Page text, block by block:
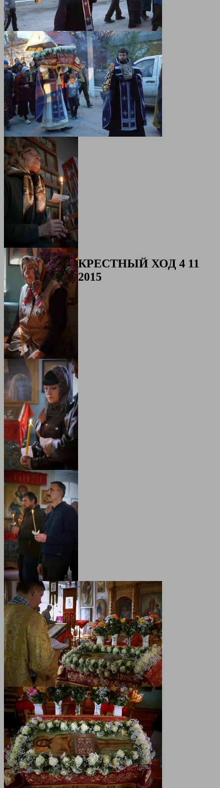
КРЕСТНЫЙ ХОД 4 11
2015